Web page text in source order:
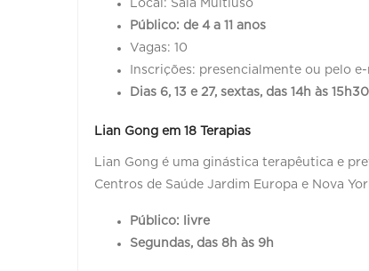
Local: Sala Multiuso
Público: de 4 a 11 anos
Vagas: 10
Inscrições: presencialmente ou pelo e-
Dias 6, 13 e 27, sextas, das 14h às 15h30
Lian Gong em 18 Terapias
Lian Gong é uma ginástica terapêutica e
Centros de Saúde Jardim Europa e Nova
Público: livre
Segundas, das 8h às 9h